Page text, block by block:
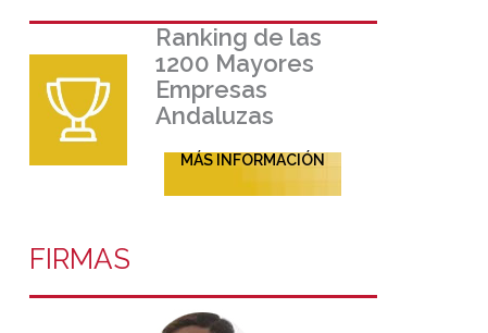
Ranking de las
1200 Mayores
Empresas
Andaluzas
MÁS INFORMACIÓN
FIRMAS